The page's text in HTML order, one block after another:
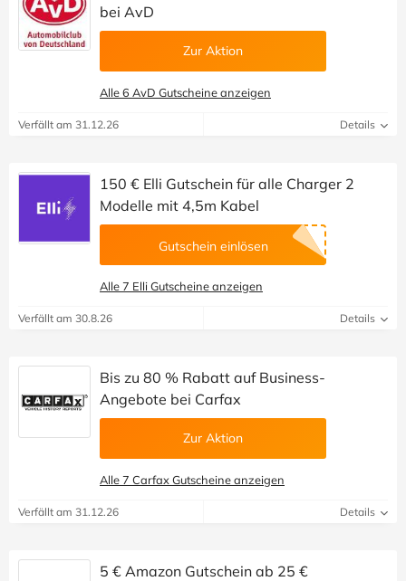
bei AvD
Zur Aktion
Alle 6 AvD Gutscheine anzeigen
Verfällt am 31.12.26 Details
150 € Elli Gutschein für alle Charger 2
Modelle mit 4,5m Kabel
Gutschein einlösen
Alle 7 Elli Gutscheine anzeigen
Verfällt am 30.8.26 Details
Bis zu 80 % Rabatt auf Business-
Angebote bei Carfax
Zur Aktion
Alle 7 Carfax Gutscheine anzeigen
Verfällt am 31.12.26 Details
5 € Amazon Gutschein ab 25 €